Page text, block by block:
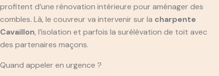
profitent d’une rénovation intérieure pour aménager des
combles. Là, le couvreur va intervenir sur la charpente
Cavaillon, l’isolation et parfois la surélévation de toit avec
des partenaires maçons.
Quand appeler en urgence ?